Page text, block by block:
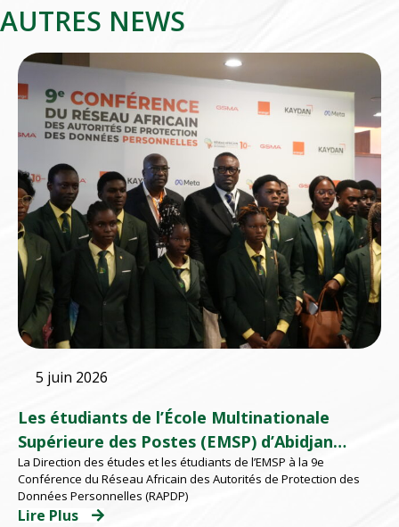
AUTRES NEWS
5 juin 2026
Les étudiants de l’École Multinationale
Supérieure des Postes (EMSP) d’Abidjan
participent à la 9e Conférence du au RAPDP
2026 organisé par l’ARTCI
La Direction des études et les étudiants de l’EMSP à la 9e
Conférence du Réseau Africain des Autorités de Protection des
Données Personnelles (RAPDP)
Lire Plus